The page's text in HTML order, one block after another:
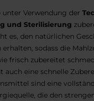
Verwendung der
und Sterilisierung
es, den natürlichen
sodass die
frisch zubereitet
auch eine schnelle
sind eine
die den